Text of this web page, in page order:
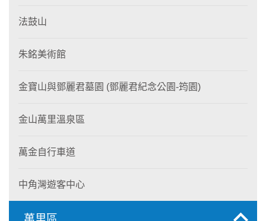
法鼓山
朱銘美術館
金寶山與鄧麗君墓園 (鄧麗君紀念公園-筠園)
金山萬里溫泉區
萬金自行車道
中角灣遊客中心